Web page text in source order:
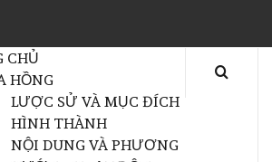
CHỦ
HỒNG
LƯỢC SỬ VÀ MỤC ĐÍCH
HÌNH THÀNH
NỘI DUNG VÀ PHƯƠNG